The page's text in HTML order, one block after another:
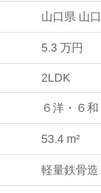
山口県 山
5.3 万円
2LDK
６洋・６
53.4 m²
軽量鉄骨